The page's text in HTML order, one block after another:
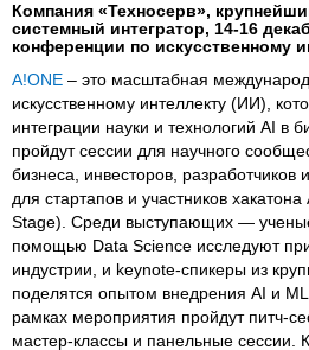
Компания «Техносерв»,
системный интегратор, 14-16
конференции по искусственному
A!ONE – это масштабная
искусственному интеллекту (ИИ),
интеграции науки и технологий AI в
пройдут сессии для научного
бизнеса, инвесторов, разработчиков
для стартапов и участников
Stage). Среди выступающих —
помощью Data Science исследуют
индустрии, и keynote-спикеры из
поделятся опытом внедрения AI и
рамках мероприятия пройдут питч-
мастер-классы и панельные сессии.